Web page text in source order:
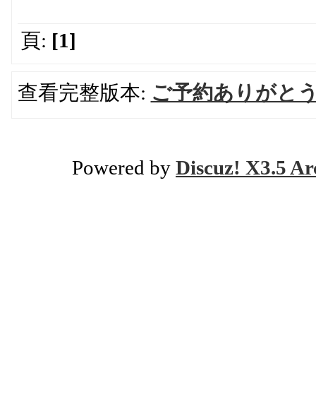
頁: [1]
查看完整版本: ご予約ありがと
Powered by Discuz! X3.5